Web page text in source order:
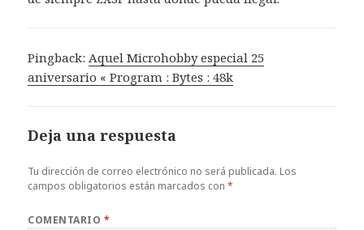
Pingback:Aquel Microhobby especial 25
aniversario « Program : Bytes : 48k
Deja una respuesta
Tu dirección de correo electrónico no será publicada. Los
campos obligatorios están marcados con*
COMENTARIO *